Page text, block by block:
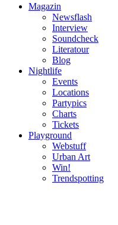
Magazin
Newsflash
Interview
Soundcheck
Literatour
Blog
Nightlife
Events
Locations
Partypics
Charts
Tickets
Playground
Webstuff
Urban Art
Win!
Trendspotting